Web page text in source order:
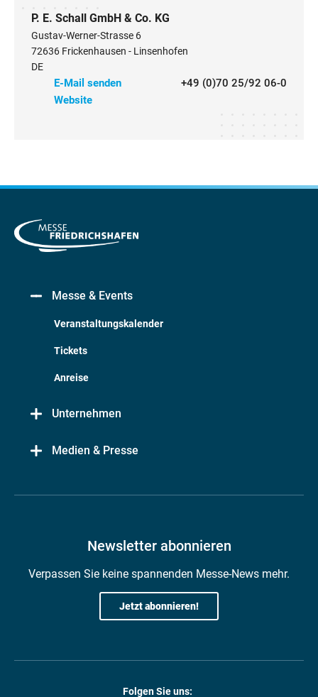
P. E. Schall GmbH & Co. KG
Gustav-Werner-Strasse 6
72636 Frickenhausen - Linsenhofen
DE
E-Mail senden
Website
+49 (0)70 25/92 06-0
Messe & Events
Veranstaltungskalender
Tickets
Anreise
Unternehmen
Medien & Presse
Newsletter abonnieren
Verpassen Sie keine spannenden Messe-News mehr.
Jetzt abonnieren!
Folgen Sie uns: